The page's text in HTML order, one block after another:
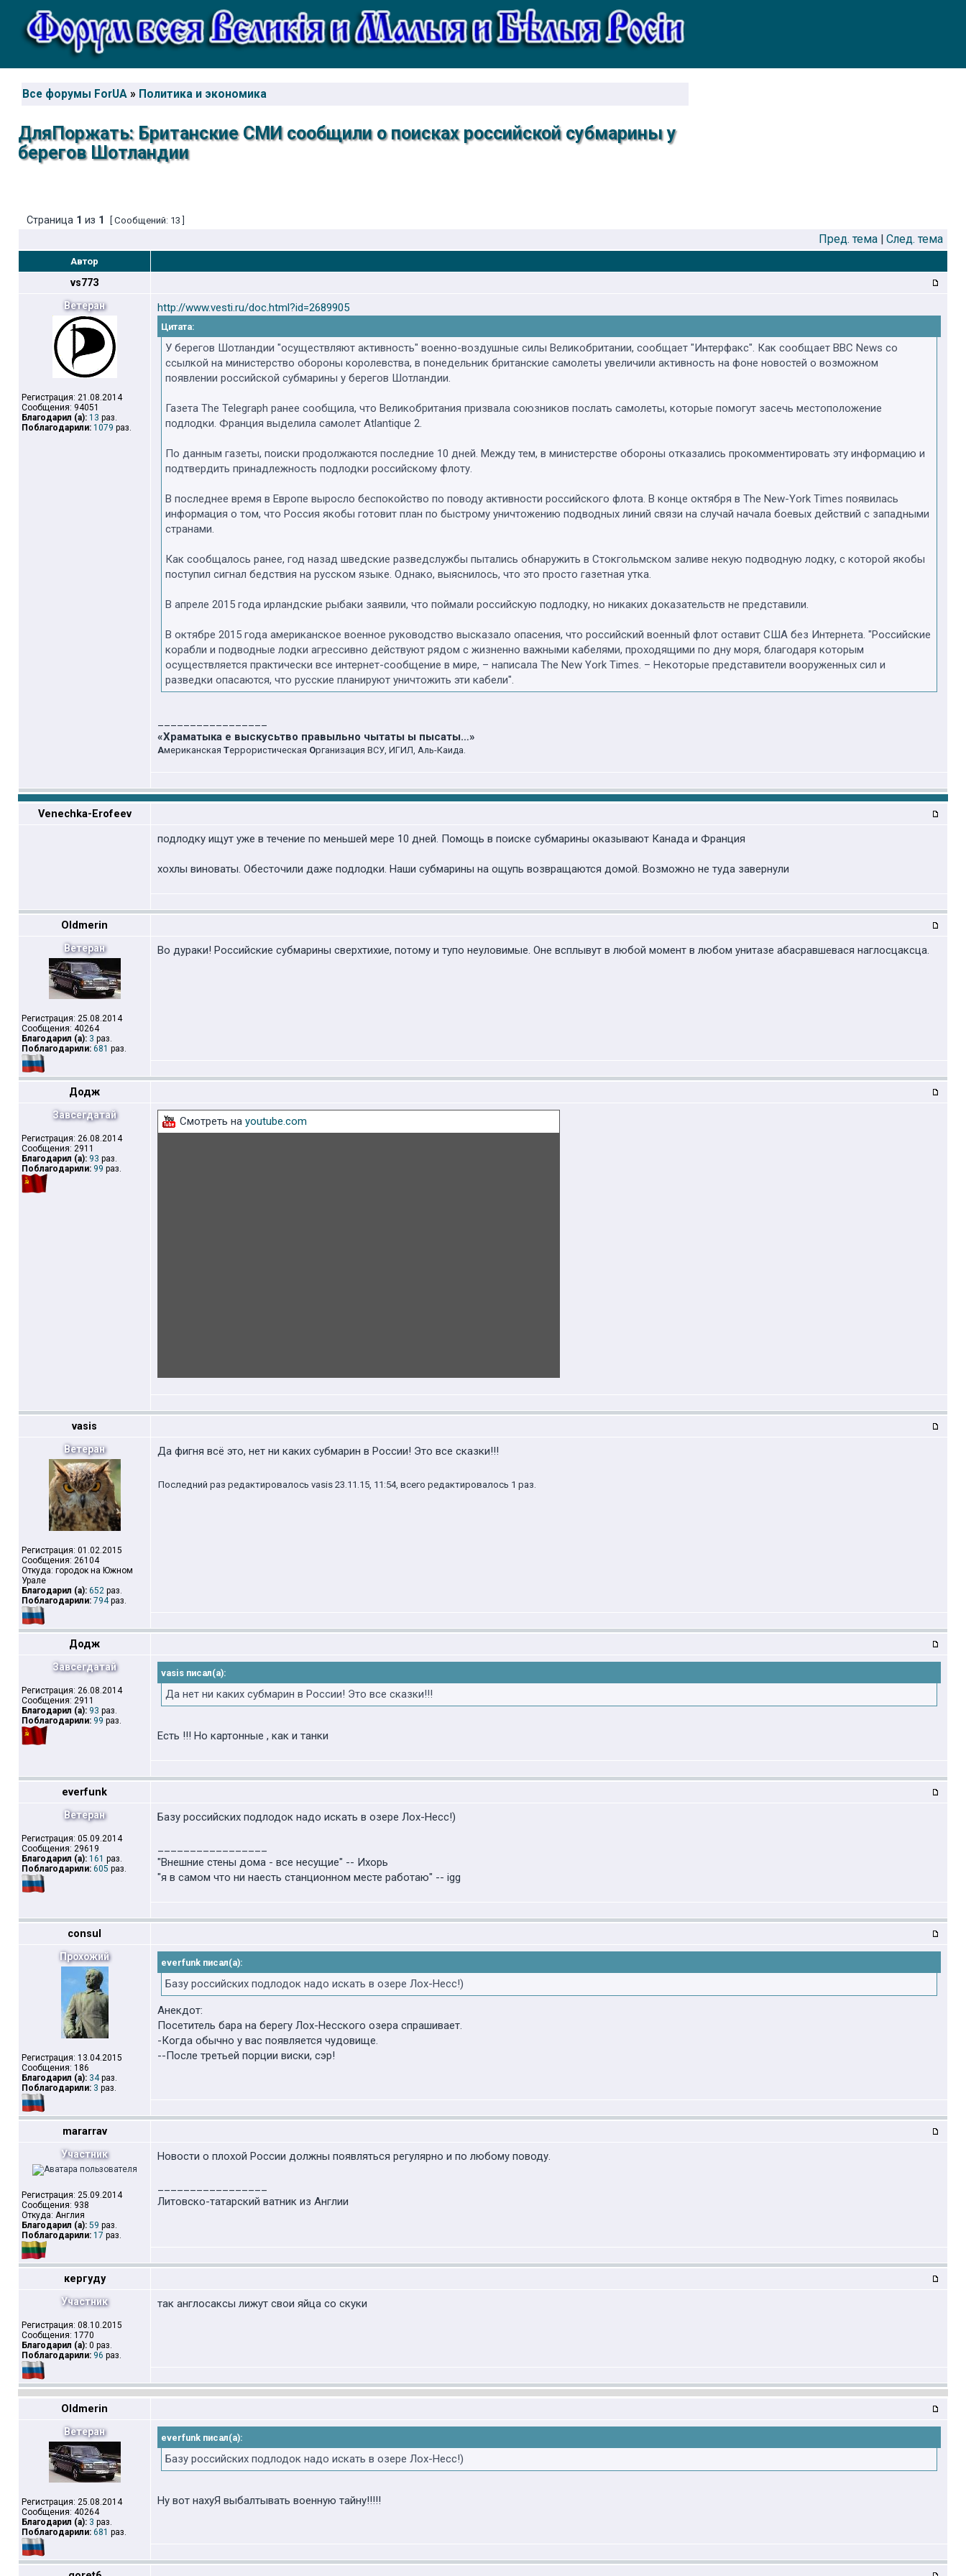
Все форумы ForUA » Политика и экономика
ДляПоржать: Британские СМИ сообщили о поисках российской субмарины у
берегов Шотландии
Страница 1 из 1 [ Сообщений: 13 ]
Пред. тема | След. тема
Автор
vs773
Ветеран
Регистрация: 21.08.2014
Сообщения: 94051
Благодарил (а): 13 раз.
Поблагодарили: 1079 раз.
http://www.vesti.ru/doc.html?id=2689905
Цитата:
У берегов Шотландии "осуществляют активность" военно-воздушные силы Великобритании, сообщает "Интерфакс". Как сообщает BBC News со
ссылкой на министерство обороны королевства, в понедельник британские самолеты увеличили активность на фоне новостей о возможном
появлении российской субмарины у берегов Шотландии.
Газета The Telegraph ранее сообщила, что Великобритания призвала союзников послать самолеты, которые помогут засечь местоположение
подлодки. Франция выделила самолет Atlantique 2.
По данным газеты, поиски продолжаются последние 10 дней. Между тем, в министерстве обороны отказались прокомментировать эту информацию и
подтвердить принадлежность подлодки российскому флоту.
В последнее время в Европе выросло беспокойство по поводу активности российского флота. В конце октября в The New-York Times появилась
информация о том, что Россия якобы готовит план по быстрому уничтожению подводных линий связи на случай начала боевых действий с западными
странами.
Как сообщалось ранее, год назад шведские разведслужбы пытались обнаружить в Стокгольмском заливе некую подводную лодку, с которой якобы
поступил сигнал бедствия на русском языке. Однако, выяснилось, что это просто газетная утка.
В апреле 2015 года ирландские рыбаки заявили, что поймали российскую подлодку, но никаких доказательств не представили.
В октябре 2015 года американское военное руководство высказало опасения, что российский военный флот оставит США без Интернета. "Российские
корабли и подводные лодки агрессивно действуют рядом с жизненно важными кабелями, проходящими по дну моря, благодаря которым
осуществляется практически все интернет-сообщение в мире, – написала The New York Times. – Некоторые представители вооруженных сил и
разведки опасаются, что русские планируют уничтожить эти кабели".
«Храматыка е выскусьтво правыльно чытаты ы пысаты…»
Американская Террористическая Организация ВСУ, ИГИЛ, Аль-Каида.
Venechka-Erofeev
подлодку ищут уже в течение по меньшей мере 10 дней. Помощь в поиске субмарины оказывают Канада и Франция
хохлы виноваты. Обесточили даже подлодки. Наши субмарины на ощупь возвращаются домой. Возможно не туда завернули
Oldmerin
Ветеран
Регистрация: 25.08.2014
Сообщения: 40264
Благодарил (а): 3 раз.
Поблагодарили: 681 раз.
Во дураки! Российские субмарины сверхтихие, потому и тупо неуловимые. Оне всплывут в любой момент в любом унитазе абасравшевася наглосцаксца.
Додж
Завсегдатай
Регистрация: 26.08.2014
Сообщения: 2911
Благодарил (а): 93 раз.
Поблагодарили: 99 раз.
Смотреть на youtube.com
vasis
Ветеран
Регистрация: 01.02.2015
Сообщения: 26104
Откуда: городок на Южном
Урале
Благодарил (а): 652 раз.
Поблагодарили: 794раз.
Да фигня всё это, нет ни каких субмарин в России! Это все сказки!!!
Последний раз редактировалось vasis 23.11.15, 11:54, всего редактировалось 1 раз.
Додж
Завсегдатай
Регистрация: 26.08.2014
Сообщения: 2911
Благодарил (а): 93 раз.
Поблагодарили: 99 раз.
vasis писал(а):
Да нет ни каких субмарин в России! Это все сказки!!!
Есть !!! Но картонные , как и танки
everfunk
Ветеран
Регистрация: 05.09.2014
Сообщения: 29619
Благодарил (а): 161 раз.
Поблагодарили: 605 раз.
Базу российских подлодок надо искать в озере Лох-Несс!)
"Внешние стены дома - все несущие" -- Ихорь
"я в самом что ни наесть станционном месте работаю" -- igg
consul
Прохожий
Регистрация: 13.04.2015
Сообщения: 186
Благодарил (а): 34раз.
Поблагодарили: 3 раз.
everfunk писал(а):
Базу российских подлодок надо искать в озере Лох-Несс!)
Анекдот:
Посетитель бара на берегу Лох-Несского озера спрашивает.
-Когда обычно у вас появляется чудовище.
--После третьей порции виски, сэр!
mararrav
Участник
Регистрация: 25.09.2014
Сообщения: 938
Откуда: Англия
Благодарил (а): 59 раз.
Поблагодарили: 17 раз.
Новости о плохой России должны появляться регулярно и по любому поводу.
Литовско-татарский ватник из Англии
кергуду
Участник
Регистрация: 08.10.2015
Сообщения: 1770
Благодарил (а): 0 раз.
Поблагодарили: 96 раз.
так англосаксы лижут свои яйца со скуки
Oldmerin
Ветеран
Регистрация: 25.08.2014
Сообщения: 40264
Благодарил (а): 3 раз.
Поблагодарили: 681 раз.
everfunk писал(а):
Базу российских подлодок надо искать в озере Лох-Несс!)
Ну вот нахуЯ выбалтывать военную тайну!!!!!